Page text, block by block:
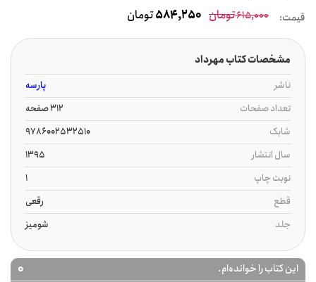
قیمت: 615,000تومان 584,250تومان
مشخصات کتاب مهرداد
ناشر
پارسه
تعداد صفحات
312 صفحه
شابک
9786002532510
سال انتشار
1395
نوبت چاپ
1
قطع
رقعی
جلد
شومیز
این کتاب را خوانده‌ام. 0